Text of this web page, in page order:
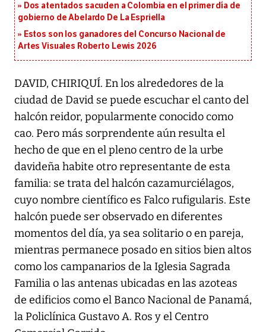
Dos atentados sacuden a Colombia en el primer día de
gobierno de Abelardo De La Espriella
Estos son los ganadores del Concurso Nacional de
Artes Visuales Roberto Lewis 2026
DAVID, CHIRIQUÍ. En los alrededores de la
ciudad de David se puede escuchar el canto del
halcón reidor, popularmente conocido como
cao. Pero más sorprendente aún resulta el
hecho de que en el pleno centro de la urbe
davideña habite otro representante de esta
familia: se trata del halcón cazamurciélagos,
cuyo nombre científico es Falco rufigularis. Este
halcón puede ser observado en diferentes
momentos del día, ya sea solitario o en pareja,
mientras permanece posado en sitios bien altos
como los campanarios de la Iglesia Sagrada
Familia o las antenas ubicadas en las azoteas
de edificios como el Banco Nacional de Panamá,
la Policlínica Gustavo A. Ros y el Centro